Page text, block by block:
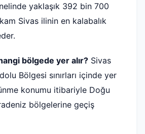
yaklaşık 392 bin 700
Sivas ilinin en kalabalık
bölgede yer alır? Sivas
Bölgesi sınırları içinde yer
konumu itibariyle Doğu
bölgelerine geçiş